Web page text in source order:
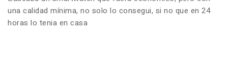
una calidad mínima, no solo lo consegui, si no que en 24
horas lo tenia en casa